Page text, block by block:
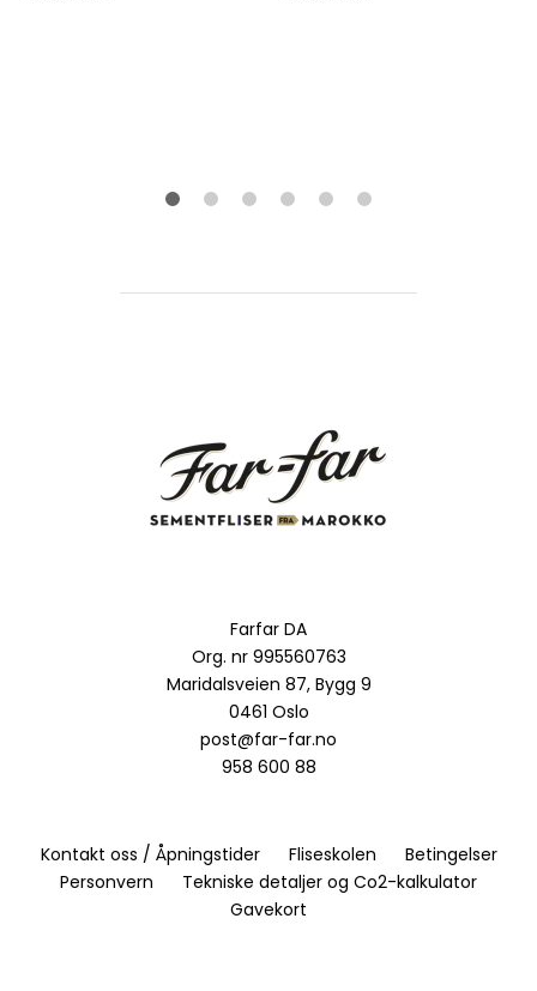
Farfar DA
Org. nr 995560763
Maridalsveien 87, Bygg 9
0461 Oslo
post@far-far.no
958 600 88
Kontakt oss / Åpningstider Fliseskolen
Betingelser
Personvern
Tekniske detaljer og Co2-kalkulator
Gavekort